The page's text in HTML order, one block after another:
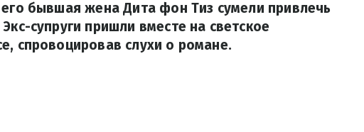
бывшая жена Дита фон Тиз сумели привлечь
супруги пришли вместе на светское
спровоцировав слухи о романе.